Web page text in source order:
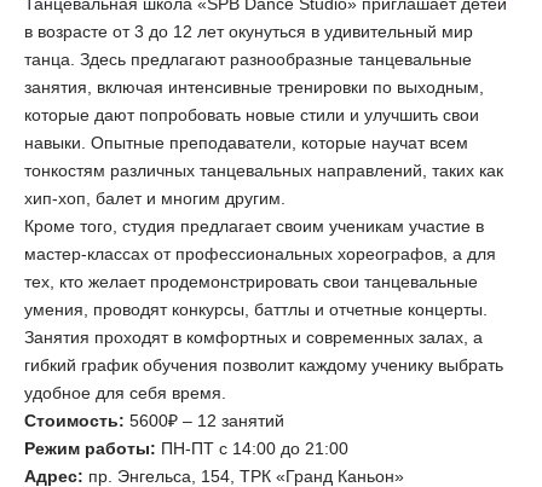
в возрасте от 3 до 12 лет окунуться в удивительный мир
танца. Здесь предлагают разнообразные танцевальные
занятия, включая интенсивные тренировки по выходным,
которые дают попробовать новые стили и улучшить свои
навыки. Опытные преподаватели, которые научат всем
тонкостям различных танцевальных направлений, таких как
хип-хоп, балет и многим другим.
Кроме того, студия предлагает своим ученикам участие в
мастер-классах от профессиональных хореографов, а для
тех, кто желает продемонстрировать свои танцевальные
умения, проводят конкурсы, баттлы и отчетные концерты.
Занятия проходят в комфортных и современных залах, а
гибкий график обучения позволит каждому ученику выбрать
удобное для себя время.
Стоимость: 5600₽ – 12 занятий
Режим работы: ПН-ПТ с 14:00 до 21:00
Адрес: пр. Энгельса, 154, ТРК «Гранд Каньон»